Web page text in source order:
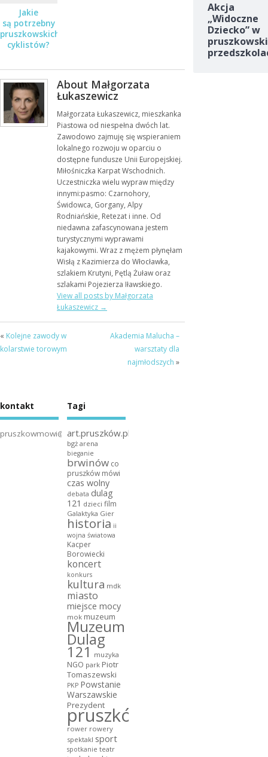
Jakie
są potrzebny
pruszkowskich
cyklistów?
About Małgorzata
Łukaszewicz
Małgorzata Łukaszewicz, mieszkanka
Piastowa od niespełna dwóch lat.
Zawodowo zajmuję się wspieraniem
lokalnego rozwoju w oparciu o
dostępne fundusze Unii Europejskiej.
Miłośniczka Karpat Wschodnich.
Uczestniczka wielu wypraw między
innymi:pasmo: Czarnohory,
Świdowca, Gorgany, Alpy
Rodniańskie, Retezat i inne. Od
niedawna zafascynowana jestem
turystycznymi wyprawami
kajakowymi. Wraz z mężem płynęłam
Wisłą z Kazimierza do Włocławka,
szlakiem Krutyni, Pętlą Żuław oraz
szlakami Pojezierza Iławskiego.
View all posts by Małgorzata
Łukaszewicz →
« Kolejne zawody w
kolarstwie torowym
Akademia Malucha –
warsztaty dla
najmłodszych »
Akcja
„Widoczne
Dziecko” w
kontakt
pruszkowmowi@gmail.com
Tagi
art.pruszków.pl
bgż arena
bieganie
brwinów co
pruszków mówi
czas wolny
debata dulag
121 dzieci film
Galaktyka Gier
historia ii
wojna światowa
Kacper
Borowiecki
koncert
konkurs
kultura mdk
miasto
miejsce mocy
mok muzeum
Muzeum
Dulag
121 muzyka
NGO park Piotr
Tomaszewski
PKP Powstanie
Warszawskie
Prezydent
pruszków
rower rowery
spektakl sport
spotkanie teatr